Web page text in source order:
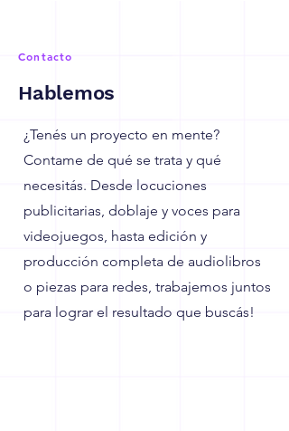
Contacto
Hablemos
¿Tenés un proyecto en mente?
Contame de qué se trata y qué
necesitás. Desde locuciones
publicitarias, doblaje y voces para
videojuegos, hasta edición y
producción completa de audiolibros
o piezas para redes, trabajemos juntos
para lograr el resultado que buscás!